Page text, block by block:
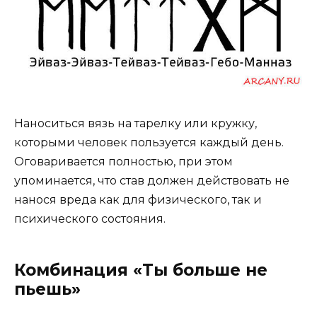
Наноситься вязь на тарелку или кружку,
которыми человек пользуется каждый день.
Оговаривается полностью, при этом
упоминается, что став должен действовать не
нанося вреда как для физического, так и
психического состояния.
Комбинация «Ты больше не
пьешь»